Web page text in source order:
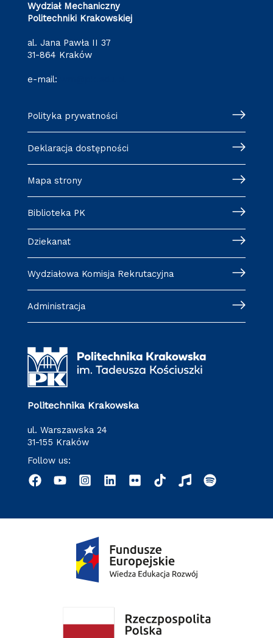
Wydział Mechaniczny
Politechniki Krakowskiej
al. Jana Pawła II 37
31-864 Kraków
e-mail:
Polityka prywatności
Deklaracja dostępności
Mapa strony
Biblioteka PK
Dziekanat
Wydziałowa Komisja Rekrutacyjna
Administracja
Politechnika Krakowska
ul. Warszawska 24
31-155 Kraków
Follow us: